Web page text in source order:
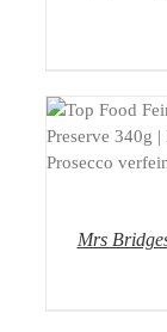
Mrs